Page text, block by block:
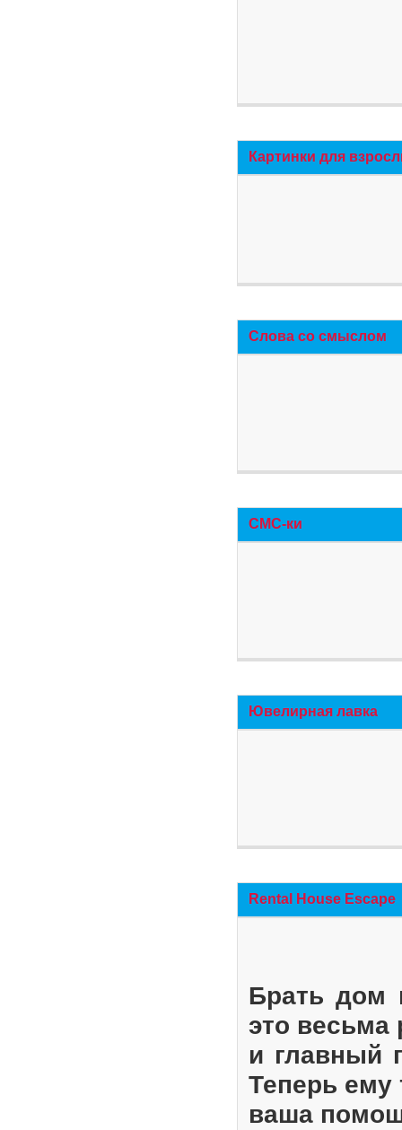
Картинки для
Слова со смыслом
СМС-ки
Ювелирная лавка
Rental House Escape
Брать дом
это весьма
и главный
Теперь ему
ваша